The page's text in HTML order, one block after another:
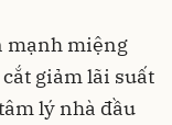
mạnh miệng
giảm lãi suất
lý nhà đầu